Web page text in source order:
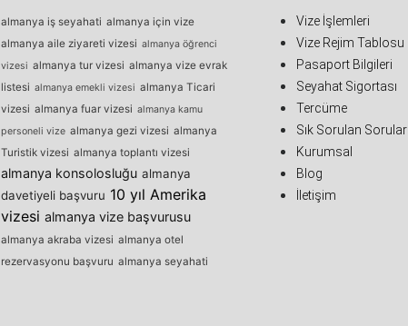
almanya iş seyahati almanya için vize
almanya aile ziyareti vizesi almanya öğrenci
vizesi almanya tur vizesi almanya vize evrak
listesi almanya emekli vizesi almanya Ticari
vizesi almanya fuar vizesi almanya kamu
personeli vize almanya gezi vizesi almanya
Turistik vizesi almanya toplantı vizesi
almanya konsolosluğu almanya
davetiyeli başvuru 10 yıl Amerika
vizesi almanya vize başvurusu
almanya akraba vizesi almanya otel
rezervasyonu başvuru almanya seyahati
Vize İşlemleri
Vize Rejim Tablosu
Pasaport Bilgileri
Seyahat Sigortası
Tercüme
Sık Sorulan Sorular
Kurumsal
Blog
İletişim